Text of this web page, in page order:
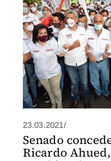
23.03.2021/
Senado
Ricardo